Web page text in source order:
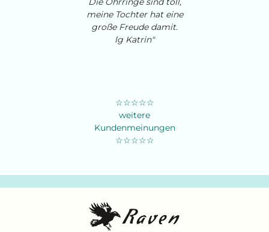
meine Tochter hat eine
große Freude damit.
lg Katrin"
☆☆☆☆☆
weitere
Kundenmeinungen
☆☆☆☆☆